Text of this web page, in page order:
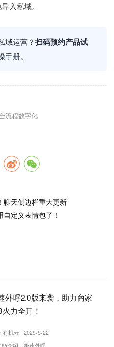
入私域。
域运营？扫码预约产品试
册。
流程数字化
聊天侧边栏重大更新
定义表情包了！
外呼2.0版来袭，助力商家
力全开！
有机云
2025-5-22